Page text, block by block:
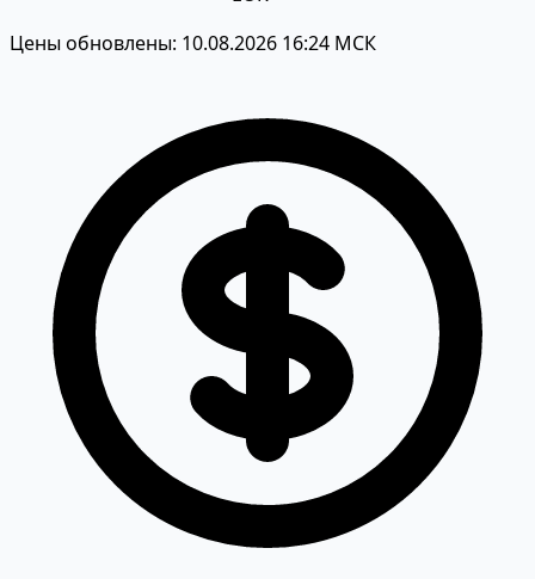
Цены обновлены: 10.08.2026 16:24 МСК